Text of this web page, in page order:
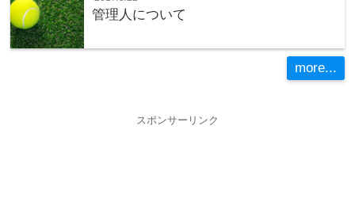
管理人について
more...
スポンサーリンク